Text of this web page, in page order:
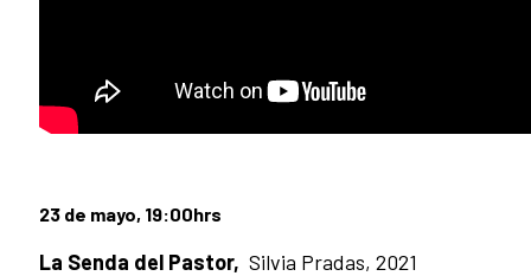
23 de mayo, 19:00hrs
La Senda del Pastor, Silvia Pradas, 2021